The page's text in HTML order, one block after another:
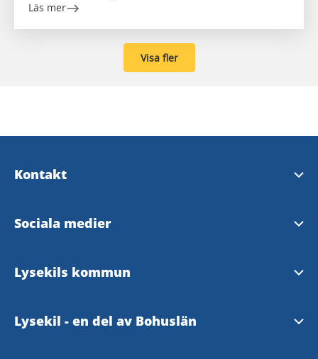
Läs mer
Visa fler
Kontakt
Upplev Lysekil
Sociala medier
Upplev Lysekil på Facebook
Lysekils kommun
Hemsida
Lysekil - en del av Bohuslän